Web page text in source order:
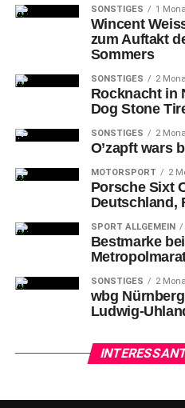
SONSTIGES 1
Wincent
zum Auftakt
Sommers
SONSTIGES 2
Rocknacht in
Dog Stone
SONSTIGES 2
O’zapft wars
MOTORSPORT 2
Porsche Sixt
Deutschland,
SPORT ALLGEMEIN
Bestmarke
SONSTIGES 2
wbg
Ludwig-